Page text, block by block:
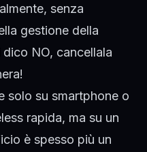
senza
gestione della
NO, cancellala
solo su smartphone o
rapida, ma su un
è spesso più un